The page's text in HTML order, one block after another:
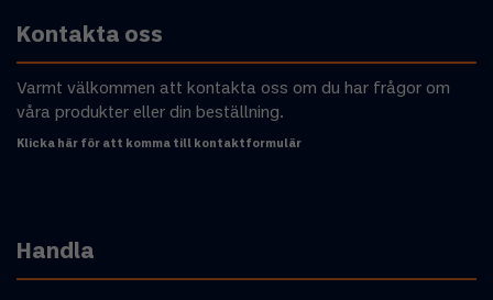
Kontakta oss
Varmt välkommen att kontakta oss om du har frågor om
våra produkter eller din beställning.
Klicka här för att komma till kontaktformulär
Handla